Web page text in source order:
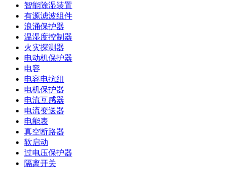
智能除湿装置
有源滤波组件
浪涌保护器
温湿度控制器
火灾探测器
电动机保护器
电容
电容电抗组
电机保护器
电流互感器
电流变送器
电能表
真空断路器
软启动
过电压保护器
隔离开关